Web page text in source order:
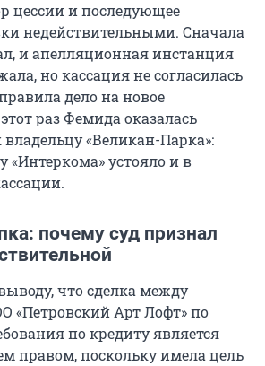
цессии и последующее
недействительными. Сначала
и апелляционная инстанция
но кассация не согласилась
дело на новое
раз Фемида оказалась
«Великан-Парка»:
«Интеркома» устояло и в
почему суд признал
что сделка между
«Петровский Арт Лофт» по
по кредиту является
правом, поскольку имела цель